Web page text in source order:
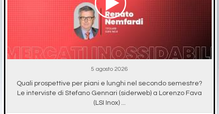
5 agosto 2026
Quali prospettive per piani e lunghi nel secondo semestre?
Le interviste di Stefano Gennari (siderweb) a Lorenzo Fava
(LSI Inox) ...